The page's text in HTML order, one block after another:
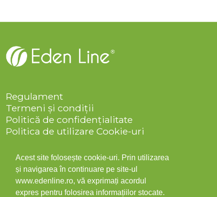
Acest site folosește cookie-uri. Prin utilizarea
și navigarea în continuare pe site-ul
www.edenline.ro, vă exprimați acordul
expres pentru folosirea informațiilor stocate.
Regulament
Termeni și condiții
Politică de confidențialitate
Politica de utilizare Cookie-uri
Solicitare date personale
ANPC
Contact